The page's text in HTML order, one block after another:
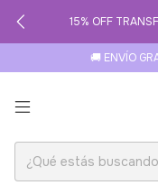
15% OFF
🚚 ENVÍO